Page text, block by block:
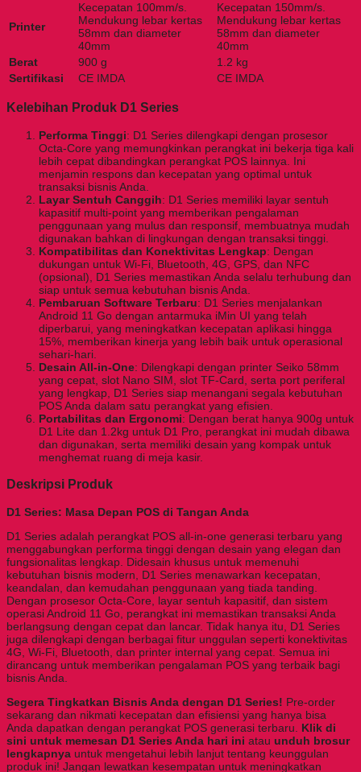
Printer
Kecepatan 100mm/s.
Mendukung lebar kertas
58mm dan diameter
40mm
Kecepatan 150mm/s.
Mendukung lebar kertas
58mm dan diameter
40mm
Berat
900 g
1.2 kg
Sertifikasi
CE IMDA CE IMDA
Kelebihan Produk D1 Series
Performa Tinggi: D1 Series dilengkapi dengan prosesor
Octa-Core yang memungkinkan perangkat ini bekerja tiga kali
lebih cepat dibandingkan perangkat POS lainnya. Ini
menjamin respons dan kecepatan yang optimal untuk
transaksi bisnis Anda.
Layar Sentuh Canggih: D1 Series memiliki layar sentuh
kapasitif multi-point yang memberikan pengalaman
penggunaan yang mulus dan responsif, membuatnya mudah
digunakan bahkan di lingkungan dengan transaksi tinggi.
Kompatibilitas dan Konektivitas Lengkap: Dengan
dukungan untuk Wi-Fi, Bluetooth, 4G, GPS, dan NFC
(opsional), D1 Series memastikan Anda selalu terhubung dan
siap untuk semua kebutuhan bisnis Anda.
Pembaruan Software Terbaru: D1 Series menjalankan
Android 11 Go dengan antarmuka iMin UI yang telah
diperbarui, yang meningkatkan kecepatan aplikasi hingga
15%, memberikan kinerja yang lebih baik untuk operasional
sehari-hari.
Desain All-in-One: Dilengkapi dengan printer Seiko 58mm
yang cepat, slot Nano SIM, slot TF-Card, serta port periferal
yang lengkap, D1 Series siap menangani segala kebutuhan
POS Anda dalam satu perangkat yang efisien.
Portabilitas dan Ergonomi: Dengan berat hanya 900g untuk
D1 Lite dan 1.2kg untuk D1 Pro, perangkat ini mudah dibawa
dan digunakan, serta memiliki desain yang kompak untuk
menghemat ruang di meja kasir.
Deskripsi Produk
D1 Series: Masa Depan POS di Tangan Anda
D1 Series adalah perangkat POS all-in-one generasi terbaru yang
menggabungkan performa tinggi dengan desain yang elegan dan
fungsionalitas lengkap. Didesain khusus untuk memenuhi
kebutuhan bisnis modern, D1 Series menawarkan kecepatan,
keandalan, dan kemudahan penggunaan yang tiada tanding.
Dengan prosesor Octa-Core, layar sentuh kapasitif, dan sistem
operasi Android 11 Go, perangkat ini memastikan transaksi Anda
berlangsung dengan cepat dan lancar. Tidak hanya itu, D1 Series
juga dilengkapi dengan berbagai fitur unggulan seperti konektivitas
4G, Wi-Fi, Bluetooth, dan printer internal yang cepat. Semua ini
dirancang untuk memberikan pengalaman POS yang terbaik bagi
bisnis Anda.
Segera Tingkatkan Bisnis Anda dengan D1 Series! Pre-order
sekarang dan nikmati kecepatan dan efisiensi yang hanya bisa
Anda dapatkan dengan perangkat POS generasi terbaru. Klik di
sini untuk memesan D1 Series Anda hari ini atau unduh brosur
lengkapnya untuk mengetahui lebih lanjut tentang keunggulan
produk ini! Jangan lewatkan kesempatan untuk meningkatkan